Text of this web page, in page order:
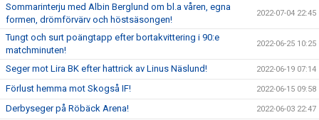
Sommarinterju med Albin Berglund om bl.a våren, egna
formen, drömförvärv och höstsäsongen!
2022-07-04 22:45
Tungt och surt poängtapp efter bortakvittering i 90:e
matchminuten!
2022-06-25 10:25
Seger mot Lira BK efter hattrick av Linus Näslund! 2022-06-19 07:14
Förlust hemma mot Skogså IF! 2022-06-15 09:58
Derbyseger på Röbäck Arena! 2022-06-03 22:47